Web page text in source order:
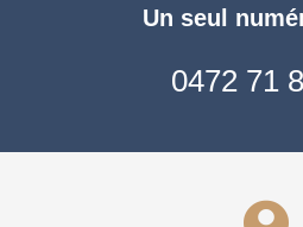
Un seul
0472 71